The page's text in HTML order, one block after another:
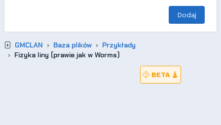
Dodaj
GMCLAN Baza plików
Przykłady
Fizyka liny (prawie jak w Worms)
BETA